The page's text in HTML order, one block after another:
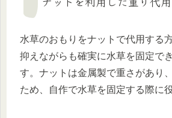
水草のおもりをナットで代用する
抑えながらも確実に水草を固定で
す。ナットは金属製で重さがあり
ため、自作で水草を固定する際に